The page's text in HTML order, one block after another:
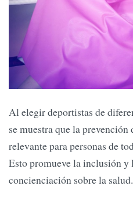
Al elegir deportistas de
se muestra que la prevención
relevante para personas de
Esto promueve la inclusión y
concienciación sobre la salud.